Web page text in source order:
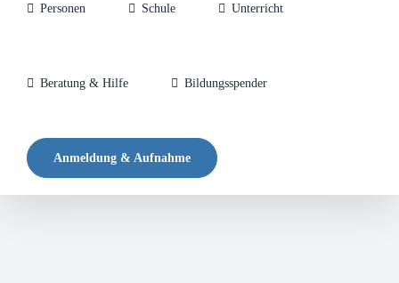
Personen Schule Unterricht
Beratung & Hilfe Bildungsspender
Anmeldung & Aufnahme